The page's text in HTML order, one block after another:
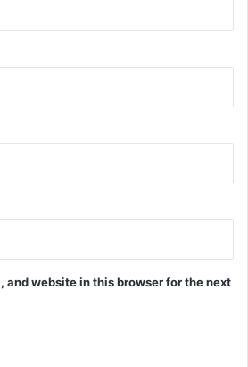
and website in this browser for the next